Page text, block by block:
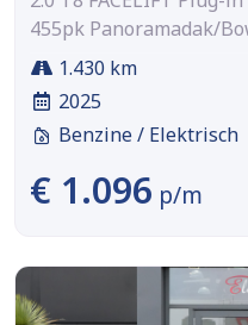
455pk Panoramadak/
1.430 km
2025
Benzine / Elektrisch
€ 1.096 p/m